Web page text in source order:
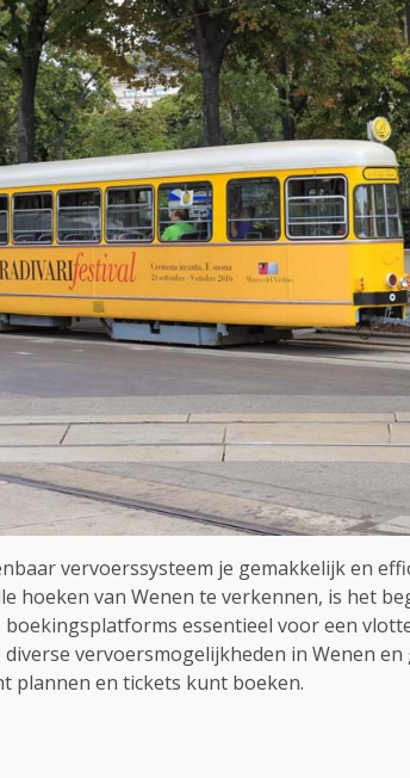
vervoerssysteem je gemakkelijk en
hoeken van Wenen te verkennen, is het
essentieel voor een
vervoersmogelijkheden in Wenen en
plannen en tickets kunt boeken.